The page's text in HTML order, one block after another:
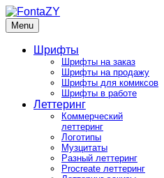
Skip
to
content
FontaZY
Fonts and pictures by Zakhar
Menu
Шрифты
Шрифты на заказ
Шрифты на продажу
Шрифты для комиксов
Шрифты в работе
Леттеринг
Коммерческий
леттеринг
Логотипы
Музцитаты
Разный леттеринг
Procreate леттеринг